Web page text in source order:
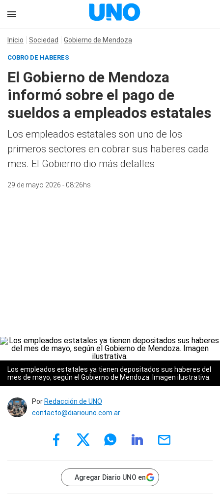
Inicio Sociedad Gobierno de Mendoza
COBRO DE HABERES
El Gobierno de Mendoza
informó sobre el pago de
sueldos a empleados estatales
Los empleados estatales son uno de los
primeros sectores en cobrar sus haberes cada
mes. El Gobierno dio más detalles
29 de mayo 2026 - 08:26hs
Los empleados estatales ya tienen depositados sus haberes del
mes de mayo, según el Gobierno de Mendoza. Imagen ilustrativa.
Por Redacción de UNO
contacto@diariouno.com.ar
Agregar Diario UNO en